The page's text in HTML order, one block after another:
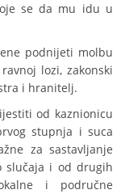
se da mu idu u
podnijeti molbu
lozi, zakonski
i hranitelj.
od kaznionicu
stupnja i suca
za sastavljanje
slučaja i od drugih
i područne